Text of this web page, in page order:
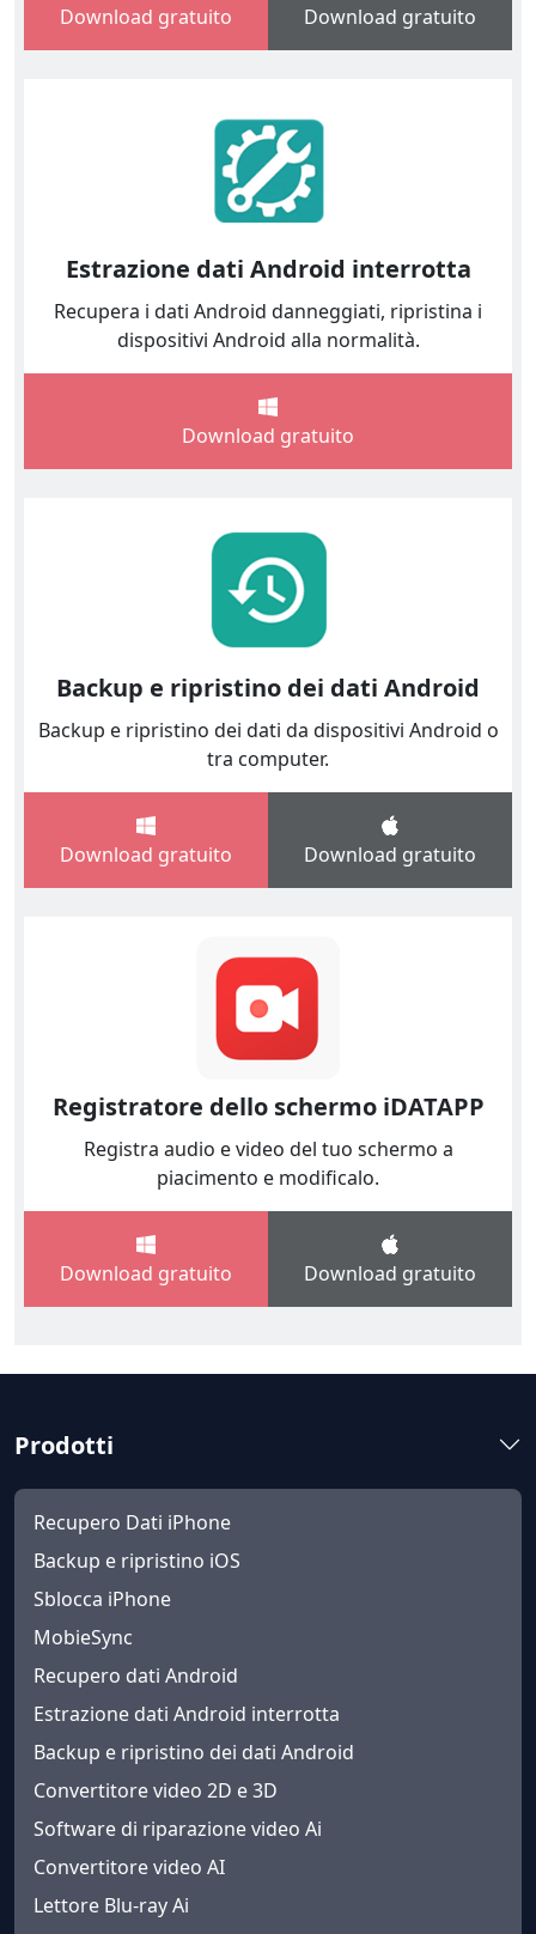
Download gratuito Download gratuito
Estrazione dati Android interrotta
Recupera i dati Android danneggiati, ripristina i
dispositivi Android alla normalità.
Download gratuito
Backup e ripristino dei dati Android
Backup e ripristino dei dati da dispositivi Android o
tra computer.
Download gratuito Download gratuito
Registratore dello schermo iDATAPP
Registra audio e video del tuo schermo a
piacimento e modificalo.
Download gratuito Download gratuito
Prodotti
Recupero Dati iPhone
Backup e ripristino iOS
Sblocca iPhone
MobieSync
Recupero dati Android
Estrazione dati Android interrotta
Backup e ripristino dei dati Android
Convertitore video 2D e 3D
Software di riparazione video Ai
Convertitore video AI
Lettore Blu-ray Ai